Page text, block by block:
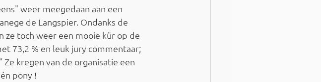
weer meegedaan aan een
de Langspier. Ondanks de
toch weer een mooie kür op de
73,2 % en leuk jury commentaar;
kregen van de organisatie een
pony !